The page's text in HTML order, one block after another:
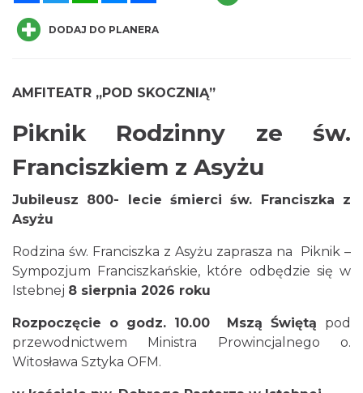
Istebna
Robimy budki dla ptaków - zajęcia
warsztatowe
2026-08-27
1.06 km
DODAJ DO PLANERA
AMFITEATR „POD SKOCZNIĄ”
Piknik Rodzinny ze św.
Franciszkiem z Asyżu
Jubileusz 800- lecie śmierci św. Franciszka z
Asyżu
Rodzina św. Franciszka z Asyżu zaprasza na Piknik –
Sympozjum Franciszkańskie, które odbędzie się w
Istebnej 8 sierpnia 2026 roku
Rozpoczęcie o godz. 10.00 Mszą Świętą pod
przewodnictwem Ministra Prowincjalnego o.
Witosława Sztyka OFM.